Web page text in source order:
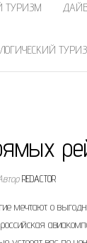
ТУРИЗМ
REDACTOR
мечтают о